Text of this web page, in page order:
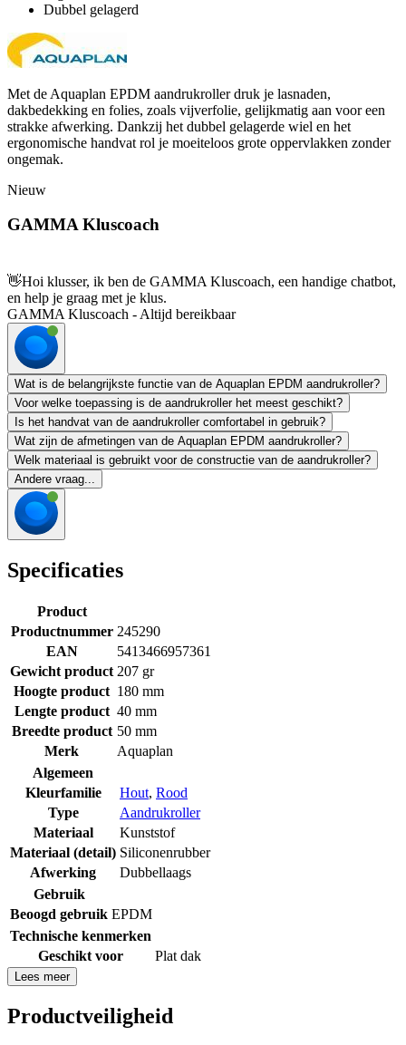
Dubbel gelagerd
Met de Aquaplan EPDM aandrukroller druk je lasnaden,
dakbedekking en folies, zoals vijverfolie, gelijkmatig aan voor een
strakke afwerking. Dankzij het dubbel gelagerde wiel en het
ergonomische handvat rol je moeiteloos grote oppervlakken zonder
ongemak.
Nieuw
GAMMA Kluscoach
👋Hoi klusser, ik ben de GAMMA Kluscoach, een handige chatbot,
en help je graag met je klus.
GAMMA Kluscoach - Altijd bereikbaar
Wat is de belangrijkste functie van de Aquaplan EPDM aandrukroller?
Voor welke toepassing is de aandrukroller het meest geschikt?
Is het handvat van de aandrukroller comfortabel in gebruik?
Wat zijn de afmetingen van de Aquaplan EPDM aandrukroller?
Welk materiaal is gebruikt voor de constructie van de aandrukroller?
Andere vraag...
Specificaties
Product
Productnummer 245290
EAN
5413466957361
Gewicht product 207 gr
Hoogte product 180 mm
Lengte product 40 mm
Breedte product 50 mm
Merk
Aquaplan
Algemeen
Kleurfamilie
Hout, Rood
Type
Aandrukroller
Materiaal
Kunststof
Materiaal (detail) Siliconenrubber
Afwerking
Dubbellaags
Gebruik
Beoogd gebruik EPDM
Technische kenmerken
Geschikt voor
Plat dak
Lees meer
Productveiligheid